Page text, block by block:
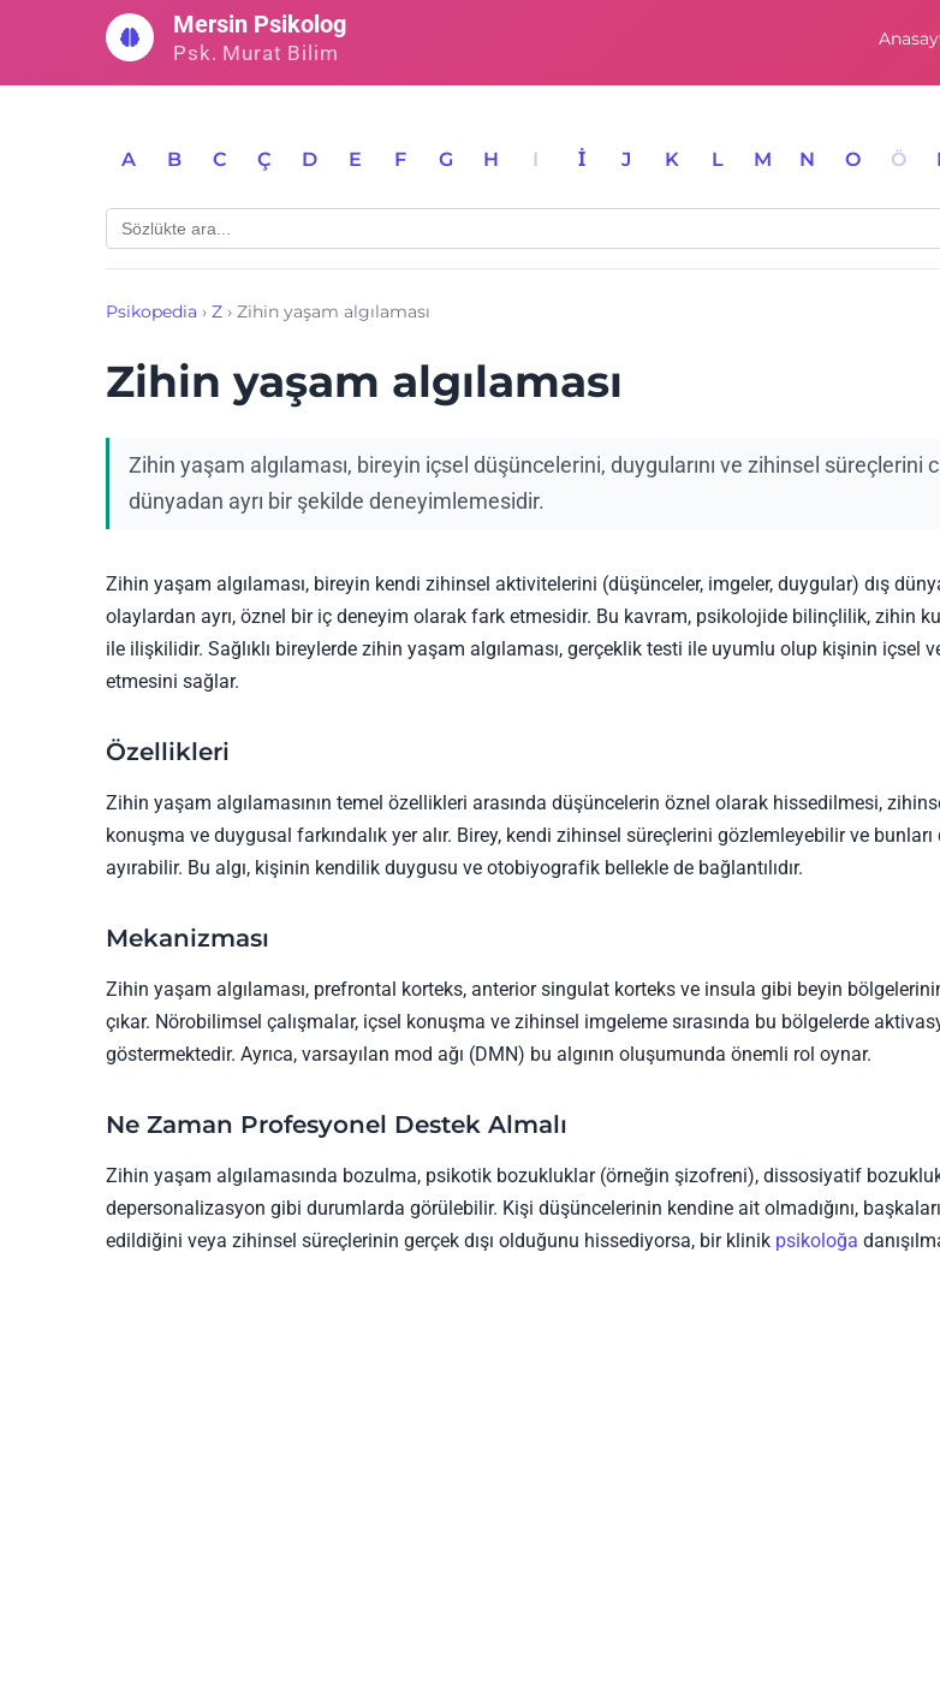
Mersin Psikolog
Psk. Murat Bilim
A B C Ç D E F G H I İ J K L M N O Ö
Psikopedia › Z › Zihin yaşam algılaması
Zihin yaşam algılaması
Zihin yaşam algılaması, bireyin içsel düşüncelerini, duygularını ve zihinsel süreçlerini
dünyadan ayrı bir şekilde deneyimlemesidir.
Zihin yaşam algılaması, bireyin kendi zihinsel aktivitelerini (düşünceler, imgeler, duygular) dış
olaylardan ayrı, öznel bir iç deneyim olarak fark etmesidir. Bu kavram, psikolojide bilinçlilik, zihin
ile ilişkilidir. Sağlıklı bireylerde zihin yaşam algılaması, gerçeklik testi ile uyumlu olup kişinin içsel
etmesini sağlar.
Özellikleri
Zihin yaşam algılamasının temel özellikleri arasında düşüncelerin öznel olarak hissedilmesi,
konuşma ve duygusal farkındalık yer alır. Birey, kendi zihinsel süreçlerini gözlemleyebilir ve bunları
ayırabilir. Bu algı, kişinin kendilik duygusu ve otobiyografik bellekle de bağlantılıdır.
Mekanizması
Zihin yaşam algılaması, prefrontal korteks, anterior singulat korteks ve insula gibi beyin
çıkar. Nörobilimsel çalışmalar, içsel konuşma ve zihinsel imgeleme sırasında bu bölgelerde
göstermektedir. Ayrıca, varsayılan mod ağı (DMN) bu algının oluşumunda önemli rol oynar.
Ne Zaman Profesyonel Destek Almalı
Zihin yaşam algılamasında bozulma, psikotik bozukluklar (örneğin şizofreni), dissosiyatif
depersonalizasyon gibi durumlarda görülebilir. Kişi düşüncelerinin kendine ait olmadığını,
edildiğini veya zihinsel süreçlerinin gerçek dışı olduğunu hissediyorsa, bir klinik psikoloğa